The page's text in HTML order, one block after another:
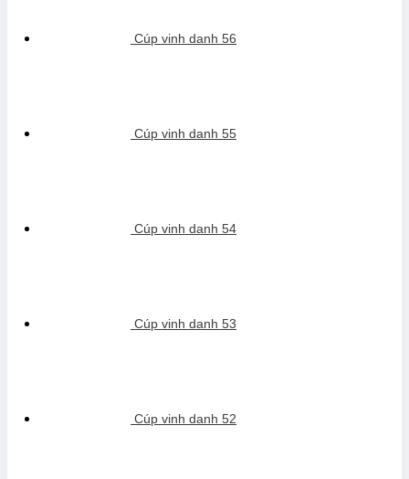
Cúp vinh danh 56
Cúp vinh danh 55
Cúp vinh danh 54
Cúp vinh danh 53
Cúp vinh danh 52